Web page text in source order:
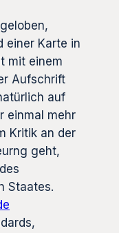
einer Karte in
mit einem
Aufschrift
auf
einmal mehr
Kritik an der
geht,
Staates.